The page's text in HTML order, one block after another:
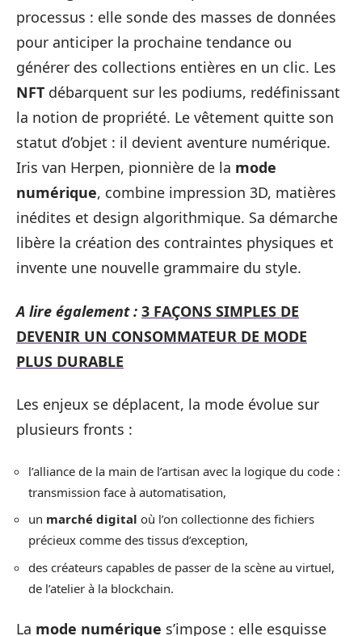
processus : elle sonde des masses de données
pour anticiper la prochaine tendance ou
générer des collections entières en un clic. Les
NFT débarquent sur les podiums, redéfinissant
la notion de propriété. Le vêtement quitte son
statut d’objet : il devient aventure numérique.
Iris van Herpen, pionnière de la mode
numérique, combine impression 3D, matières
inédites et design algorithmique. Sa démarche
libère la création des contraintes physiques et
invente une nouvelle grammaire du style.
A lire également : 3 FAÇONS SIMPLES DE
DEVENIR UN CONSOMMATEUR DE MODE
PLUS DURABLE
Les enjeux se déplacent, la mode évolue sur
plusieurs fronts :
l’alliance de la main de l’artisan avec la logique du code :
transmission face à automatisation,
un marché digital où l’on collectionne des fichiers
précieux comme des tissus d’exception,
des créateurs capables de passer de la scène au virtuel,
de l’atelier à la blockchain.
La mode numérique s’impose : elle esquisse